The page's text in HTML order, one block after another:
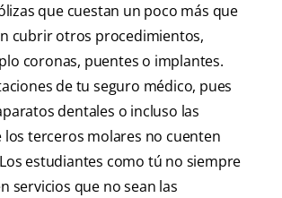
que cuestan un poco más que
cubrir otros procedimientos,
coronas, puentes o implantes.
de tu seguro médico, pues
dentales o incluso las
los terceros molares no cuenten
estudiantes como tú no siempre
servicios que no sean las